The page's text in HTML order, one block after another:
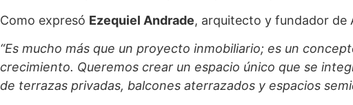
Como expresó Ezequiel Andrade, arquitecto y fundador de
“Es mucho más que un proyecto inmobiliario; es un
crecimiento. Queremos crear un espacio único que se
de terrazas privadas, balcones aterrazados y espacios